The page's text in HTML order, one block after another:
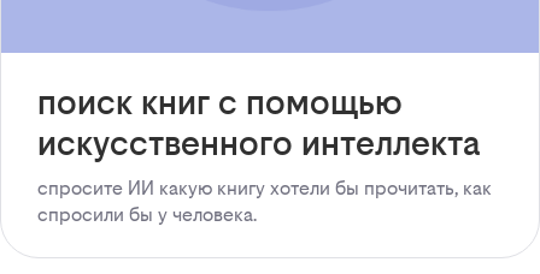
поиск книг с помощью
искусственного интеллекта
спросите ИИ какую книгу хотели бы прочитать, как
спросили бы у человека.